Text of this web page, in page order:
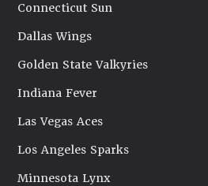
Connecticut Sun
Dallas Wings
Golden State Valkyries
Indiana Fever
Las Vegas Aces
Los Angeles Sparks
Minnesota Lynx